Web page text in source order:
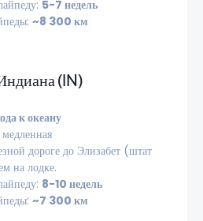
5-7 недель
~8 300 км
(IN)
к океану
дороге до Элизабет (штат
на лодке.
8-10 недель
~7 300 км